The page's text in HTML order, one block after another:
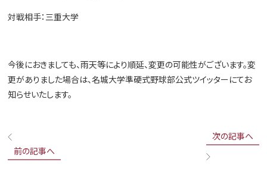
対戦相手：三重大学
今後におきましても、雨天等により順延、変更の可能性がございます。変
更がありました場合は、名城大学準硬式野球部公式ツイッターにてお
知らせいたします。
前の記事へ
次の記事へ